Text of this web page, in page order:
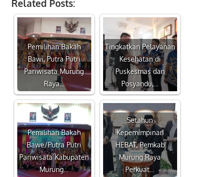
Related Posts:
Pemilihan Bakah
Bawi, Putra Putri
Pariwisata Murung
Raya…
Tingkatkan Pelayanan
Kesehatan di
Puskesmas dan
Posyandu,…
Pemilihan Bakah
Bawe/Putra Putri
Pariwisata Kabupaten
Murung…
Setahun
Kepemimpinan
HEBAT, Pemkab
Murung Raya
Perkuat…